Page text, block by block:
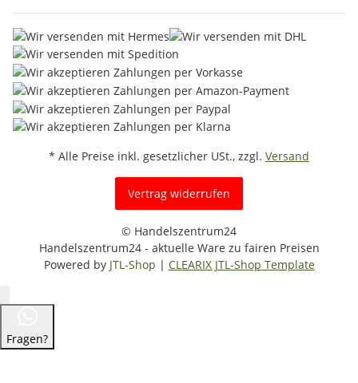
* Alle Preise inkl. gesetzlicher USt., zzgl. Versand
Vertrag widerrufen
© Handelszentrum24
Handelszentrum24 - aktuelle Ware zu fairen Preisen
Powered by JTL-Shop | CLEARIX JTL-Shop Template
Fragen?